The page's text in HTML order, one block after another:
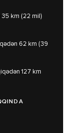
km (22 mil)
62 km (39
127 km